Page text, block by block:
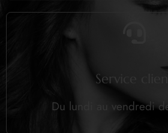
Service
Du lundi au vendredi